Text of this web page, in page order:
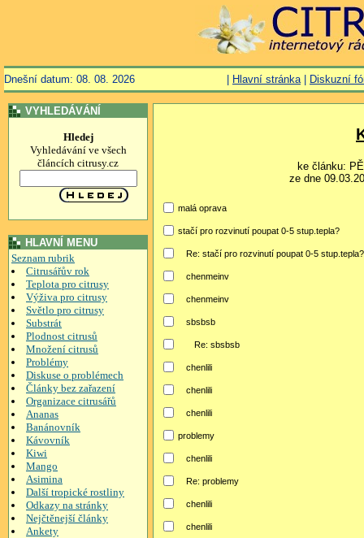
Dnešní datum: 08. 08. 2026 Hlavní stránka| Diskuzní
VYHLEDÁVÁNÍ
Hledej
Vyhledávání ve všech
článcích citrusy.cz
HLAVNÍ MENU
Seznam rubrik
Citrusářův rok
Teplota pro citrusy
Výživa pro citrusy
Světlo pro citrusy
Substrát
Plodnost citrusů
Množení citrusů
Problémy
Diskuse o problémech
Články bez zařazení
Organizace citrusářů
Ananas
Banánovník
Kávovník
Kiwi
Mango
Asimina
Další tropické rostliny
Odkazy na stránky
Nejčtěnejší články
Ankety
ke článku:
ze dne
malá oprava
stačí pro rozvinutí poupat 0-5 stup.tepla?
Re: stačí pro rozvinutí poupat 0-5 stup.tepla?
chenmeinv
chenmeinv
sbsbsb
Re: sbsbsb
chenlili
chenlili
chenlili
problemy
chenlili
Re: problemy
chenlili
chenlili